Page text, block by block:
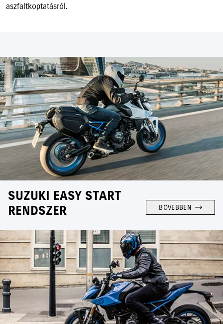
aszfaltkoptatásról.
SUZUKI EASY START
RENDSZER
BŐVEBBEN